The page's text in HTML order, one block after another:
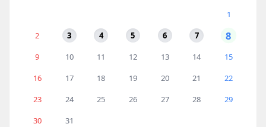
1
2
3 4 5 6 7 8
9 10 11 12 13 14
15
16
17 18 19 20 21
22
23
24 25 26 27 28
29
30
31